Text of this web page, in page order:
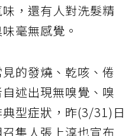
，還有人對洗髮精
毫無感覺。
的發燒、乾咳、倦
述出現無嗅覺、嗅
型症狀，昨(3/31)日
集人張上淳也宣布